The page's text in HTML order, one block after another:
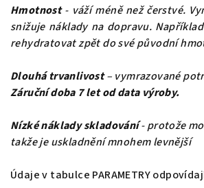
Hmotnost- váží méně než čerstvé.
snižuje náklady na dopravu.
rehydratovat zpět do své původní
Dlouhá trvanlivost– vymrazované
Záruční doba 7 let od data výroby.
Nízké náklady skladování- protože
takže je uskladnění mnohem levnější
Údaje v tabulce PARAMETRY